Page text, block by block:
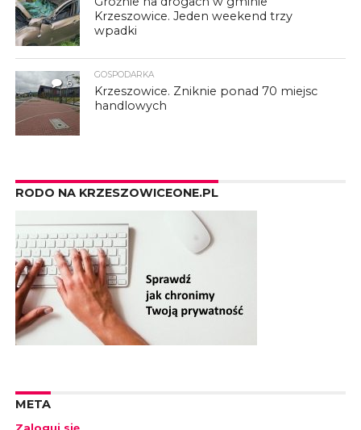
Krzeszowice. Jeden weekend trzy
wpadki
6
GOSPODARKA
Krzeszowice. Zniknie ponad 70 miejsc
handlowych
RODO NA KRZESZOWICEONE.PL
META